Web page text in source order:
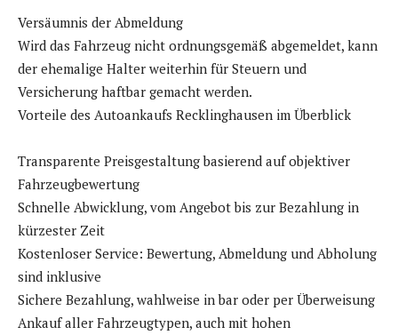
Versäumnis der Abmeldung
Wird das Fahrzeug nicht ordnungsgemäß abgemeldet, kann
der ehemalige Halter weiterhin für Steuern und
Versicherung haftbar gemacht werden.
Vorteile des Autoankaufs Recklinghausen im Überblick
Transparente Preisgestaltung basierend auf objektiver
Fahrzeugbewertung
Schnelle Abwicklung, vom Angebot bis zur Bezahlung in
kürzester Zeit
Kostenloser Service: Bewertung, Abmeldung und Abholung
sind inklusive
Sichere Bezahlung, wahlweise in bar oder per Überweisung
Ankauf aller Fahrzeugtypen, auch mit hohen